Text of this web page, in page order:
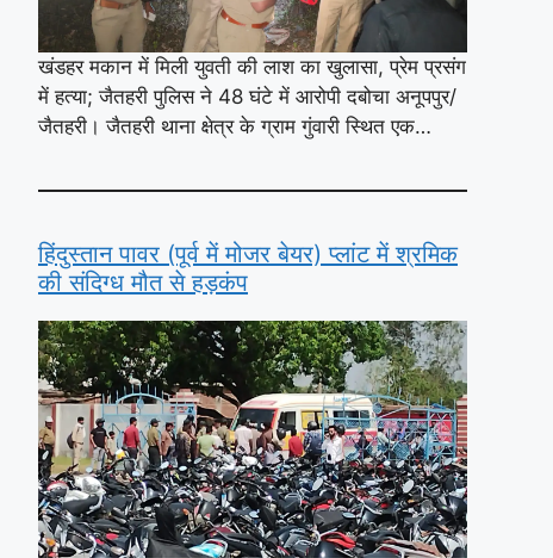
खंडहर मकान में मिली युवती की लाश का खुलासा, प्रेम प्रसंग
में हत्या; जैतहरी पुलिस ने 48 घंटे में आरोपी दबोचा अनूपपुर/
जैतहरी। जैतहरी थाना क्षेत्र के ग्राम गुंवारी स्थित एक…
हिंदुस्तान पावर (पूर्व में मोजर बेयर) प्लांट में श्रमिक
की संदिग्ध मौत से हड़कंप